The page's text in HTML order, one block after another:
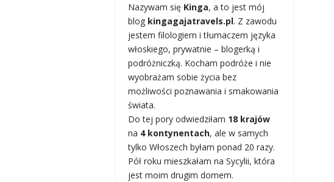
Nazywam się Kinga, a to jest mój
blog kingagajatravels.pl. Z zawodu
jestem filologiem i tłumaczem języka
włoskiego, prywatnie – blogerką i
podróżniczką. Kocham podróże i nie
wyobrażam sobie życia bez
możliwości poznawania i smakowania
świata.
Do tej pory odwiedziłam 18 krajów
na 4 kontynentach, ale w samych
tylko Włoszech byłam ponad 20 razy.
Pół roku mieszkałam na Sycylii, która
jest moim drugim domem.